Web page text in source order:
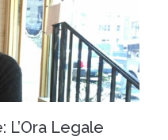
L’Ora Legale